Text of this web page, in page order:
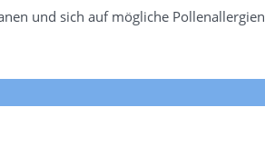
und sich auf mögliche Pollenallergien